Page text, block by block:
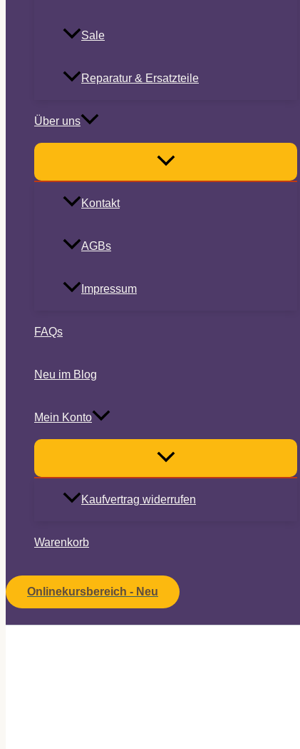
Sale
Reparatur & Ersatzteile
Über uns
Kontakt
AGBs
Impressum
FAQs
Neu im Blog
Mein Konto
Kaufvertrag widerrufen
Warenkorb
Onlinekursbereich - Neu